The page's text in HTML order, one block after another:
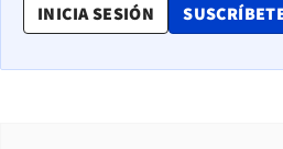
INICIA SESIÓN OPENS IN